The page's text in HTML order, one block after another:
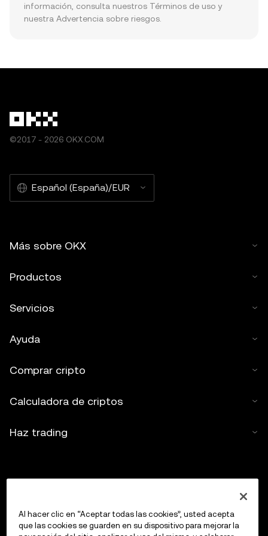
información, consulta nuestros Términos de uso y
nuestra Advertencia sobre riesgos.
©2017 - 2026 OKX.COM
Español (España)/EUR
Más sobre OKX
Productos
Servicios
Ayuda
Comprar cripto
Calculadora de criptos
Haz trading
Al hacer clic en “Aceptar todas las cookies”, usted acepta
que las cookies se guarden en su dispositivo para mejorar la